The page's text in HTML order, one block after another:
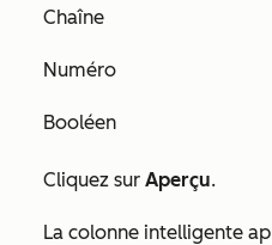
Chaîne
Numéro
Booléen
Cliquez sur Aperçu.
La colonne intelligente